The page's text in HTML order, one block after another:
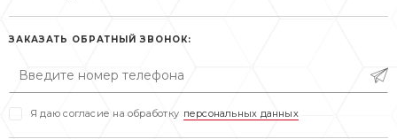
пн-пт: 10:00-20:00
сб, вс: выходной
пн-пт: 10:00-19:00
вс: выходной
ЗАКАЗАТЬ ОБРАТНЫЙ ЗВОНОК:
Я даю согласие на обработку персональных данных